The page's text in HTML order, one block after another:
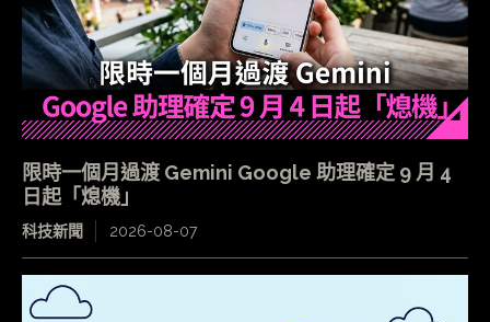
限時一個月過渡 Gemini Google 助理確定 9 月 4
日起「熄機」
科技新聞 2026-08-07